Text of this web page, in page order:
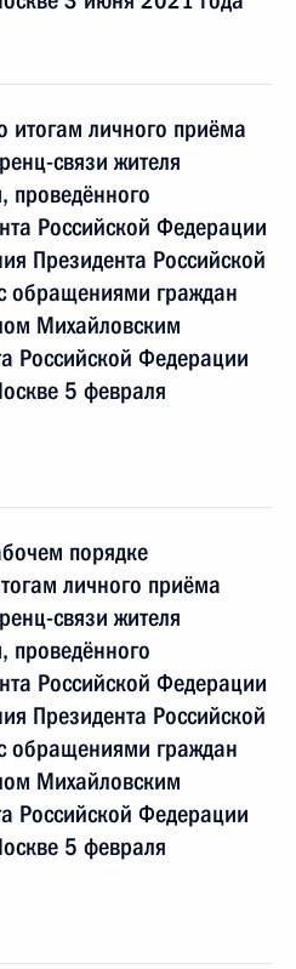
итогам личного приёма
связи жителя
проведённого
Российской Федерации
Президента Российской
обращениями граждан
Михайловским
Российской Федерации
5 февраля
порядке
личного приёма
связи жителя
проведённого
Российской Федерации
Президента Российской
обращениями граждан
Михайловским
Российской Федерации
5 февраля